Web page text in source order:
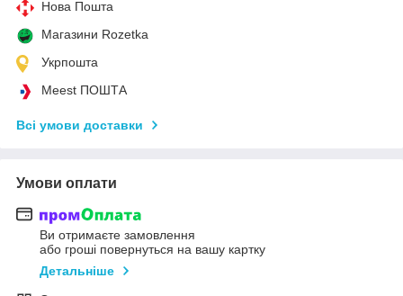
Нова Пошта
Магазини Rozetka
Укрпошта
Meest ПОШТА
Всі умови доставки
Умови оплати
Ви отримаєте замовлення
або гроші повернуться на вашу картку
Детальніше